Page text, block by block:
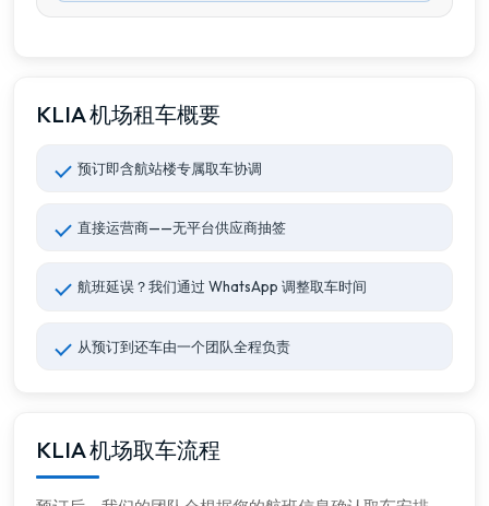
KLIA 机场租车概要
预订即含航站楼专属取车协调
直接运营商——无平台供应商抽签
航班延误？我们通过 WhatsApp 调整取车时间
从预订到还车由一个团队全程负责
KLIA 机场取车流程